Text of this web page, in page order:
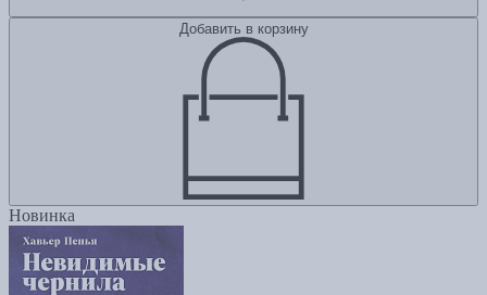
Добавить в корзину
Новинка